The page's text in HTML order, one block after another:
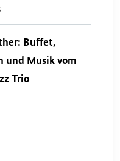
Buffet,
und Musik vom
Trio